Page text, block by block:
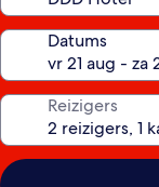
Datums
Reizigers